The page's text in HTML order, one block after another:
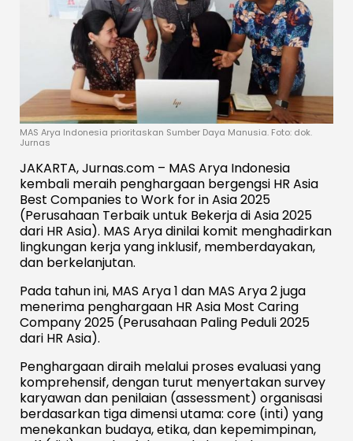
MAS Arya Indonesia prioritaskan Sumber Daya Manusia. Foto: dok.
Jurnas
JAKARTA, Jurnas.com – MAS Arya Indonesia
kembali meraih penghargaan bergengsi HR Asia
Best Companies to Work for in Asia 2025
(Perusahaan Terbaik untuk Bekerja di Asia 2025
dari HR Asia). MAS Arya dinilai komit menghadirkan
lingkungan kerja yang inklusif, memberdayakan,
dan berkelanjutan.
Pada tahun ini, MAS Arya 1 dan MAS Arya 2 juga
menerima penghargaan HR Asia Most Caring
Company 2025 (Perusahaan Paling Peduli 2025
dari HR Asia).
Penghargaan diraih melalui proses evaluasi yang
komprehensif, dengan turut menyertakan survey
karyawan dan penilaian (assessment) organisasi
berdasarkan tiga dimensi utama: core (inti) yang
menekankan budaya, etika, dan kepemimpinan,